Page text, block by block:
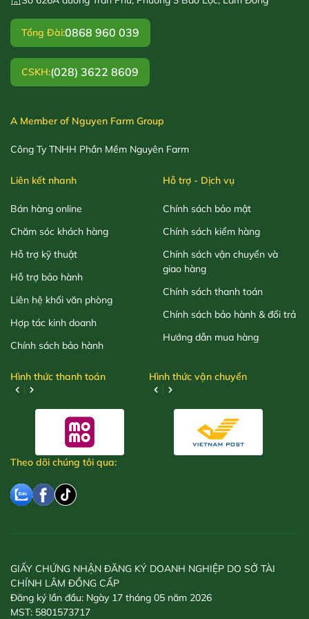
Tổng Đài:0868 960 039
CSKH:(028) 3622 8609
A Member of Nguyen Farm Group
Công Ty TNHH Phần Mềm Nguyên Farm
Liên kết nhanh
Bán hàng online
Chăm sóc khách hàng
Hỗ trợ kỹ thuật
Hỗ trợ bảo hành
Liên hệ khối văn phòng
Hợp tác kinh doanh
Chính sách bảo hành
Hỗ trợ - Dịch vụ
Chính sách bảo mật
Chính sách kiểm hàng
Chính sách vận chuyển và
giao hàng
Chính sách thanh toán
Chính sách bảo hành & đổi trả
Hướng dẫn mua hàng
Hình thức thanh toán Hình thức vận chuyển
Theo dõi chúng tôi qua:
GIẤY CHỨNG NHẬN ĐĂNG KÝ DOANH NGHIỆP DO SỞ TÀI
CHÍNH LÂM ĐỒNG CẤP
Đăng ký lần đầu: Ngày 17 tháng 05 năm 2026
MST: 5801573717